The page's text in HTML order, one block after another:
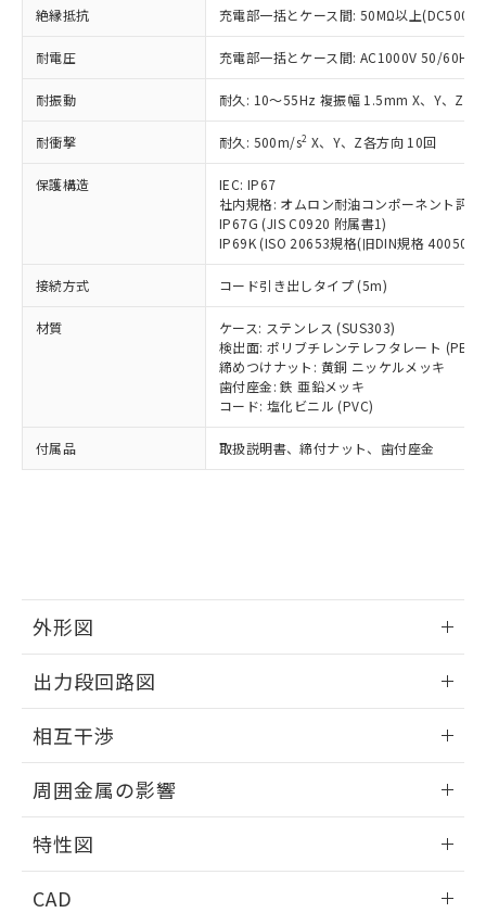
絶縁抵抗 充電部一括とケース間: 50MΩ以上(DC500V
耐電圧 充電部一括とケース間: AC1000V 50/60Hz
耐振動 耐久: 10～55Hz 複振幅 1.5mm X、Y、Z各
耐衝撃 耐久: 500m/s2 X、Y、Z各方向 10回
保護構造
IEC: IP67
社内規格: オムロン耐油コンポーネント評
IP67G (JIS C0920 附属書1)
IP69K (ISO 20653規格(旧DIN規格 40050
接続方式 コード引き出しタイプ (5m)
材質
ケース: ステンレス (SUS303)
検出面: ポリブチレンテレフタレート (PBT)
締めつけナット: 黄銅 ニッケルメッキ
歯付座金: 鉄 亜鉛メッキ
コード: 塩化ビニル (PVC)
付属品 取扱説明書、締付ナット、歯付座金
外形図
外形図
出力段回路図
出力段回路図
相互干渉
相互干渉
周囲金属の影響
周囲金属の影響
特性図
CAD
在庫状況および標準価格照会結果は、
記載している更新日時点での社内デー
タに基づき作成されるものであり、閲
覧された時点での実際の在庫および標
準価格とは異なる場合があることをご
正式な納期状況および標準価格はお客
様のお取引先、またはお客様担当のオ
ムロン制御機器販売店・当社販売員に
ご相談ください。
オムロン制御機器販売店や当社販売拠
販売ネットワーク
」をご確認
在庫状況および標準価格結果を当社の
事前の承諾なく第三者に漏洩または開
示しないようお願いします。
マイパーツ機能（部品リスト作成サー
ビス）をご利用いただくには、I-Web
メンバーズにご登録されている必要が
お客様が当ウェブサイト上で当社にご
用者の範囲」に記載されている法人を
指します。
むを得ず変更することがあります。
*EU RoHS指令（10物質）：
鉛(Pb) 1000ppm以下、 水銀(Hg) 1000ppm以下、 カド
ミウム(Cd) 100ppm以下、
六価クロム(Cr(Ⅵ)) 1000ppm以下、ポリ臭化ビフェニル
(PBDE) 1000ppm以下、フタル酸ビス(2-エチルヘキシ
ル) (DEHP)(別名：DOP) 1000ppm以下、フタル酸ブチ
ルベンジル（BBP） 1000ppm以下、フタル酸ジブチル
（DBP） 1000ppm以下、フタル酸ジイソブチル
但し、RoHS指令で産業用監視および制御機器に対する
フタル酸エステル類の４物質については閾値を超える意
図的な使用がないことを確認しています。
部品在庫の切り替え状況などにより、予定
月が前後することがあります。
EU RoHS指令（10物質）の非含有証明書
51物質の非含有証明書（当社基準）
るもので、過去に遡って非含有を証明する
ものではありません。
また、RoHS指令のフタル酸エステル類４
物質の対応では、対応完了までの期間は出
荷製品に未対応品が混在することから備考
欄に対応日を記載しておりました。
既に当社にて対応品への在庫切替を完了
り、2022年1月12日より割愛しておりま
す。
い合わせください。
Cr(Ⅵ)(六価クロム) : 1000ppm、 PBBs(ポリ臭化ビフェ
ニル類) : 1000ppm、 PBDEs(ポリ臭化ジフェニルエーテ
DBP(フタル酸ジブチル) : 1000ppm、 DIBP(フタル酸ジ
イソブチル) : 1000ppm、 BBP(フタル酸ブチルベンジ
DEHP(フタル酸ビス(2-エチルヘキシル)) : 1000ppm
※2 環境保護使用期限
「ｅ」：有害物質（10物質）のすべてが基
準値以下であることを示します。
「10」：通常の使用状況下において有害物
質が外部に漏えいし、環境に深刻な影響を
及ぼさない年数を意味します。
「－」：未確認です。当社販売部門へお問
為替および外国貿易法に定める商品
（以下｢規制貨物等」という）を輸出
または国外への提供する場合は、日本
国政府の輸出許可(または役務取引許
可)を取得するなどの必要な手続きを
当社は規制貨物を破棄する場合は、完
全に破砕するなど、違法に輸出されな
いよう必要な手段を講じます。
当社は貴社製品を、核兵器、ミサイ
ル、化学兵器、生物兵器またはその他
武器並びにこれらの製造装置等に一切
使用いたしません。
当社は、貴社製品を第三者に販売する
場合は、上記1、2および3の内容を当
該第三者に通知します。また当社は、
販売先および販売に係わる関係者が違
法に輸出するおそれがある場合は、取
一定数以上の在庫あり
一定数には満たないが在庫あり
在庫なし(最新の在庫状況につ
いては、お客様のお取引先、ま
たはお客様担当のオムロン制御
機器販売店・当社販売員にご確
認ください)
受注生産機種、また在庫状況の
情報を公開していない機種